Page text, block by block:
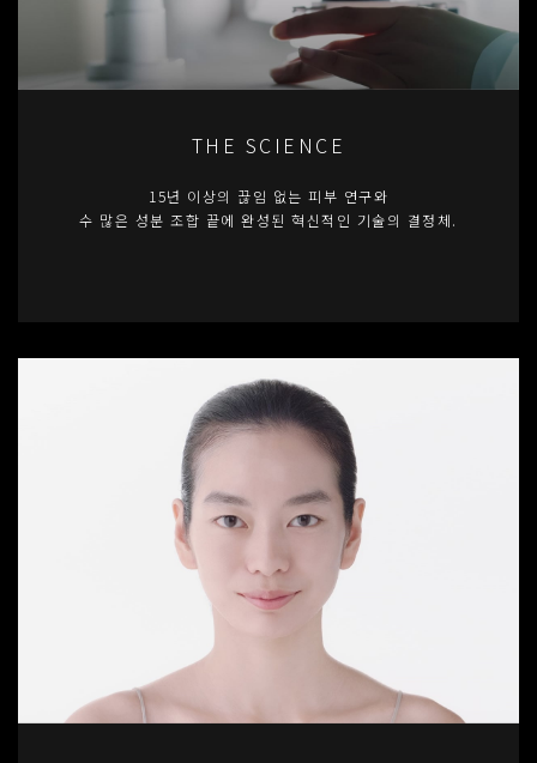
THE SCIENCE
15년 이상의 끊임 없는 피부 연구와
수 많은 성분 조합 끝에 완성된 혁신적인 기술의 결정체.